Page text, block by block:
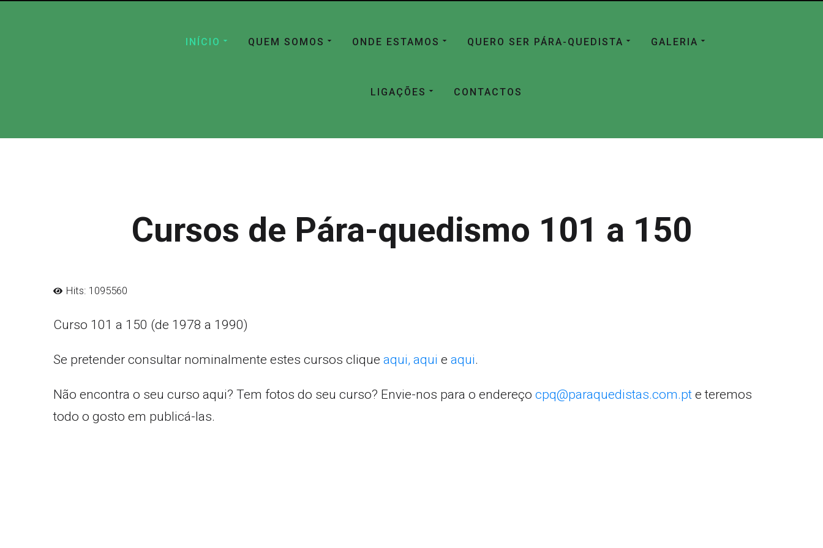
INÍCIO QUEM SOMOS ONDE ESTAMOS QUERO SER PÁRA-QUEDISTA GALERIA
LIGAÇÕES CONTACTOS
Cursos de Pára-quedismo 101 a 150
Hits: 1095560
Curso 101 a 150 (de 1978 a 1990)
Se pretender consultar nominalmente estes cursos clique aqui, aqui e aqui.
Não encontra o seu curso aqui? Tem fotos do seu curso? Envie-nos para o endereço cpq@paraquedistas.com.pt e teremos
todo o gosto em publicá-las.